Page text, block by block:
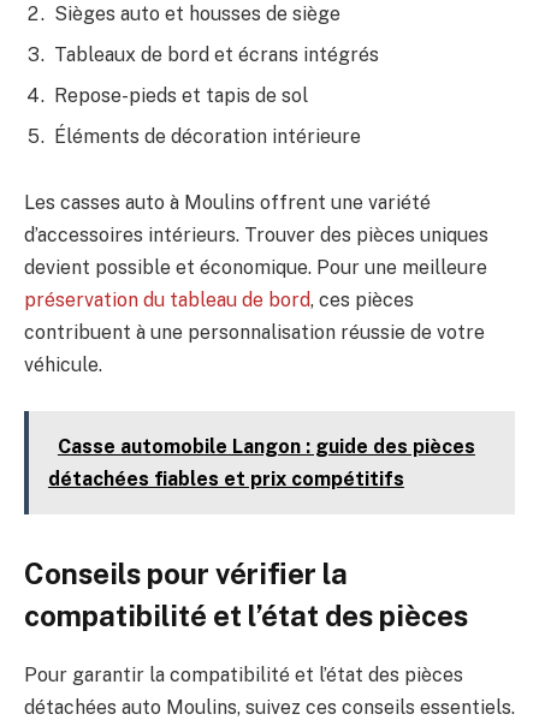
Sièges auto et housses de siège
Tableaux de bord et écrans intégrés
Repose-pieds et tapis de sol
Éléments de décoration intérieure
Les casses auto à Moulins offrent une variété
d’accessoires intérieurs. Trouver des pièces uniques
devient possible et économique. Pour une meilleure
préservation du tableau de bord, ces pièces
contribuent à une personnalisation réussie de votre
véhicule.
Casse automobile Langon : guide des pièces
détachées fiables et prix compétitifs
Conseils pour vérifier la
compatibilité et l’état des pièces
Pour garantir la compatibilité et l’état des pièces
détachées auto Moulins, suivez ces conseils essentiels.